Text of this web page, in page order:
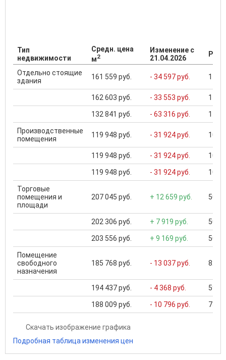
Тип
недвижимости
Средн. цена
м2
Изменение с
21.04.2026
Отдельно стоящие
здания
161 559 руб. - 34 597 руб. 1
162 603 руб. - 33 553 руб. 1
132 841 руб. - 63 316 руб. 1
Производственные
помещения
119 948 руб. - 31 924 руб. 100
119 948 руб. - 31 924 руб. 100
119 948 руб. - 31 924 руб. 100
Торговые
помещения и
площади
207 045 руб. + 12 659 руб. 500
202 306 руб. + 7 919 руб. 500
203 556 руб. + 9 169 руб. 500
Помещение
свободного
назначения
185 768 руб. - 13 037 руб. 822
194 437 руб. - 4 368 руб. 590
188 009 руб. - 10 796 руб. 739
Скачать изображение графика
Подробная таблица изменения цен